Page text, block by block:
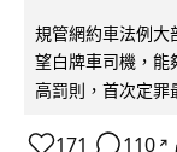
規管網約車法例大
望白牌車司機，能
高罰則，首次定罪
171 110 ↗